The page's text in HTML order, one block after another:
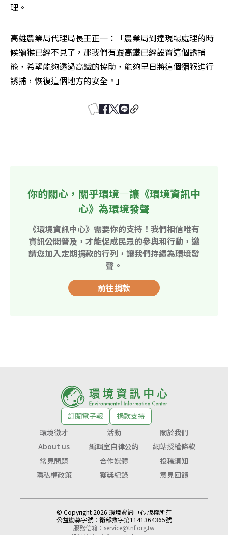
理。
高雄農業局代理局長王正一：「農業局到達現場處理的時
候獼猴已經不見了，那我們有跟高鐵已經設置這個誘捕
籠，希望能夠透過高鐵的協助，能夠早日將這個獼猴進行
誘捕，恢復這個地方的安全。」
你的關心，關乎環境—讓《環境資訊中
心》為環境發聲
《環境資訊中心》需要你的支持！我們相信唯有
資訊公開普及，才能促成民眾的參與和行動，邀
請您加入定期捐款的行列，讓我們持續為環境發
聲。
前往捐款
訂閱電子報
捐款支持
環境徵才
活動
關於我們
About us
編輯室自律公約
網站授權條款
常見問題
合作媒體
投稿須知
隱私權政策
獲獎紀錄 意見回饋
© Copyright 2026 環境資訊中心 版權所有
公益勸募字號： 衛部救字第1141364365號
服務信箱： service@tnf.org.tw